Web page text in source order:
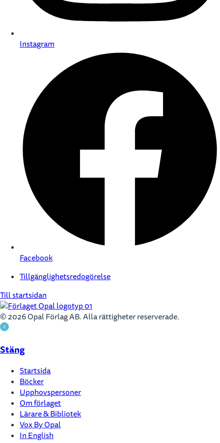
Instagram
Facebook
Tillgänglighetsredogörelse
Till startsidan
© 2026 Opal Förlag AB. Alla rättigheter reserverade.
Stäng
Startsida
Böcker
Upphovspersoner
Om förlaget
Lärare & Bibliotek
Vox By Opal
In English